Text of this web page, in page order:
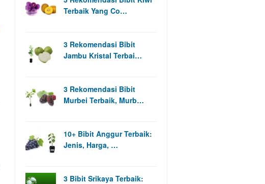
Terbaik Yang Co…
3 Rekomendasi Bibit
Jambu Kristal Terbai…
3 Rekomendasi Bibit
Murbei Terbaik, Murb…
10+ Bibit Anggur Terbaik:
Jenis, Harga, …
3 Bibit Srikaya Terbaik: